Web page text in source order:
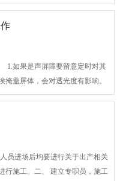
主营噪音处理，成熟、精巧的
理的制造增添一份有力保障。凭
良好。
果是声屏障要留意定时对其
盖屏体，会对透光度有影响。
员进场后均要进行关于出产相关
行施工。二、 建立专职员，施工